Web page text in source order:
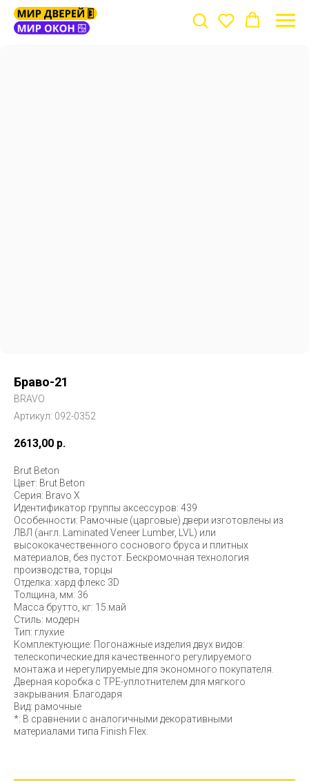
Браво-21
BRAVO
Артикул: 092-0352
2613,00 р.
Brut Beton
Цвет: Brut Beton
Серия: Bravo X
Идентификатор группы аксессуров: 439
Особенности: Рамочные (царговые) двери изготовлены из
ЛВЛ (англ. Laminated Veneer Lumber, LVL) или
высококачественного соснового бруса и плитных
материалов, без пустот. Бескромочная технология
производства, торцы
Отделка: хард флекс 3D
Толщина, мм: 36
Масса брутто, кг: 15.май
Стиль: модерн
Тип: глухие
Комплектующие: Погонажные изделия двух видов:
телескопические для качественного регулируемого
монтажа и нерегулируемые для экономного покупателя.
Дверная коробка с TPE-уплотнителем для мягкого
закрывания. Благодаря
Вид: рамочные
*: В сравнении с аналогичными декоративными
материалами типа Finish Flex.